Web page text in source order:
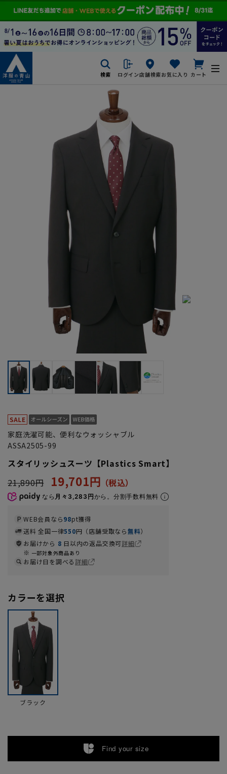
検索 ログイン店舗検索お気に入り カート
家庭洗濯可能、便利なウォッシャブル
ASSA2505-99
スタイリッシュスーツ【Plastics Smart】
21,890円
19,701円
なら 月々3,283円から。分割手数料無料
WEB会員なら98pt獲得
送料 全国一律550円（店舗受取なら無料）
お届けから 8 日以内の返品交換可詳細
一部対象外商品あり
お届け日を調べる詳細
カラーを選択
ブラック
Find your size